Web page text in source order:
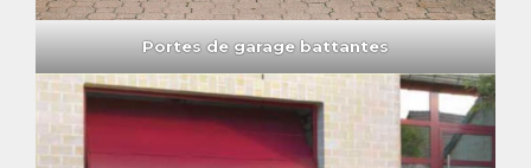
Portes de garage battantes